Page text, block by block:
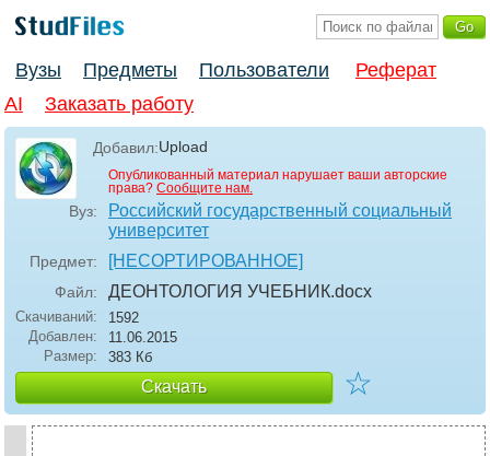
Вузы Предметы Пользователи
Реферат
AI
Заказать работу
Добавил:Upload
Опубликованный материал нарушает ваши авторские
права? Сообщите нам.
Вуз:
Российский государственный социальный
университет
Предмет: [НЕСОРТИРОВАННОЕ]
Файл: ДЕОНТОЛОГИЯ УЧЕБНИК.docx
Скачиваний:
1592
Добавлен:
11.06.2015
Размер:
383 Кб
Скачать ☆